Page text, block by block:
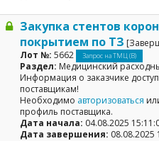
Закупка стентов
покрытием по ТЗ
Лот №: 5662 Запрос на ТМЦ (В)
Раздел: Медицинский
Информация о заказчике
поставщикам!
Необходимо авторизоваться
профиль поставщика.
Дата начала: 04.08.2025
Дата завершения: 08.08.2025